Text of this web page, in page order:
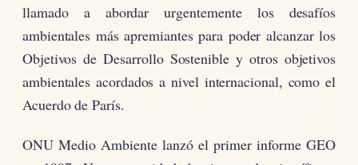
llamado a abordar urgentemente los desafíos
ambientales más apremiantes para poder alcanzar los
Objetivos de Desarrollo Sostenible y otros objetivos
ambientales acordados a nivel internacional, como el
Acuerdo de París.
ONU Medio Ambiente lanzó el primer informe GEO